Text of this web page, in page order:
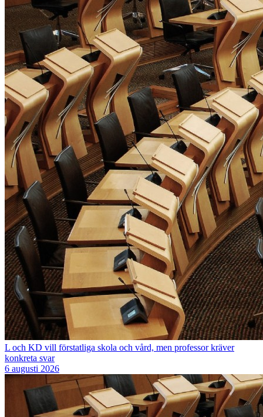
L och KD vill förstatliga skola och vård, men professor kräver
konkreta svar
6 augusti 2026